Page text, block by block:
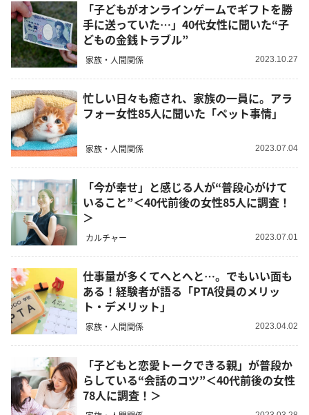
「子どもがオンラインゲームでギフトを勝
手に送っていた…」40代女性に聞いた“子
どもの金銭トラブル”
家族・人間関係 2023.10.27
忙しい日々も癒され、家族の一員に。アラ
フォー女性85人に聞いた「ペット事情」
家族・人間関係 2023.07.04
「今が幸せ」と感じる人が“普段心がけて
いること”＜40代前後の女性85人に調査！
＞
カルチャー 2023.07.01
仕事量が多くてへとへと…。でもいい面も
ある！経験者が語る「PTA役員のメリッ
ト・デメリット」
家族・人間関係 2023.04.02
「子どもと恋愛トークできる親」が普段か
らしている“会話のコツ”＜40代前後の女性
78人に調査！＞